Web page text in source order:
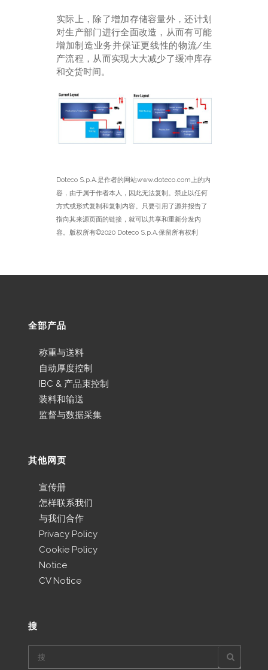
实际上，除了增加存储容量外，还计划
对生产部门进行全面改造，从而有可能
增加制造业务并保证更线性的物流/生
产流程，从而实现大大减少了缓冲库存
和交货时间。
Doteco S.p.A.是作者的网站www.doteco.com上的内
容，由于属于作者本人，因此无法复制。禁止以任何
方式或形式复制和复制内容。只要引用了源并报告了
指向其来源页面的链接，就可以共享和重新分发内
容。版权所有©2020 Doteco S.p.A.保留所有权利
全部产品
称重与送料
自动厚度控制
IBC & 产品束控制
装料和输送
监督与数据采集
其他网页
宣传册
怎样联系我们
与我们合作
Privacy Policy
Cookie Policy
Notice
CV Notice
搜